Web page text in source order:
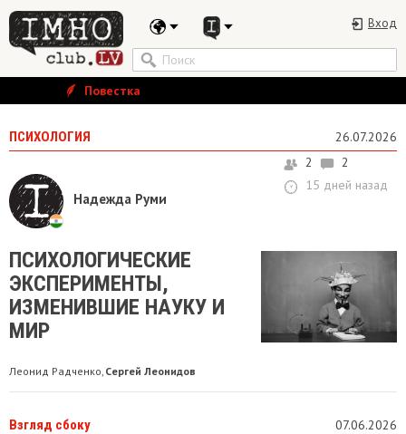
Вход
Повестка
ПСИХОЛОГИЯ 26.07.2026
Надежда Руми
2
2
15 дней назад
ПСИХОЛОГИЧЕСКИЕ
ЭКСПЕРИМЕНТЫ,
ИЗМЕНИВШИЕ НАУКУ И
МИР
Леонид Радченко, Сергей Леонидов
Взгляд сбоку 07.06.2026